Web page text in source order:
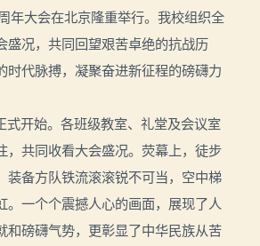
年大会在北京隆重举行。我校组织全
盛况，共同回望艰苦卓绝的抗战历
时代脉搏，凝聚奋进新征程的磅礴力
式开始。各班级教室、礼堂及会议室
，共同收看大会盛况。荧幕上，徒步
装备方队铁流滚滚锐不可当，空中梯
。一个个震撼人心的画面，展现了人
和磅礴气势，更彰显了中华民族从苦